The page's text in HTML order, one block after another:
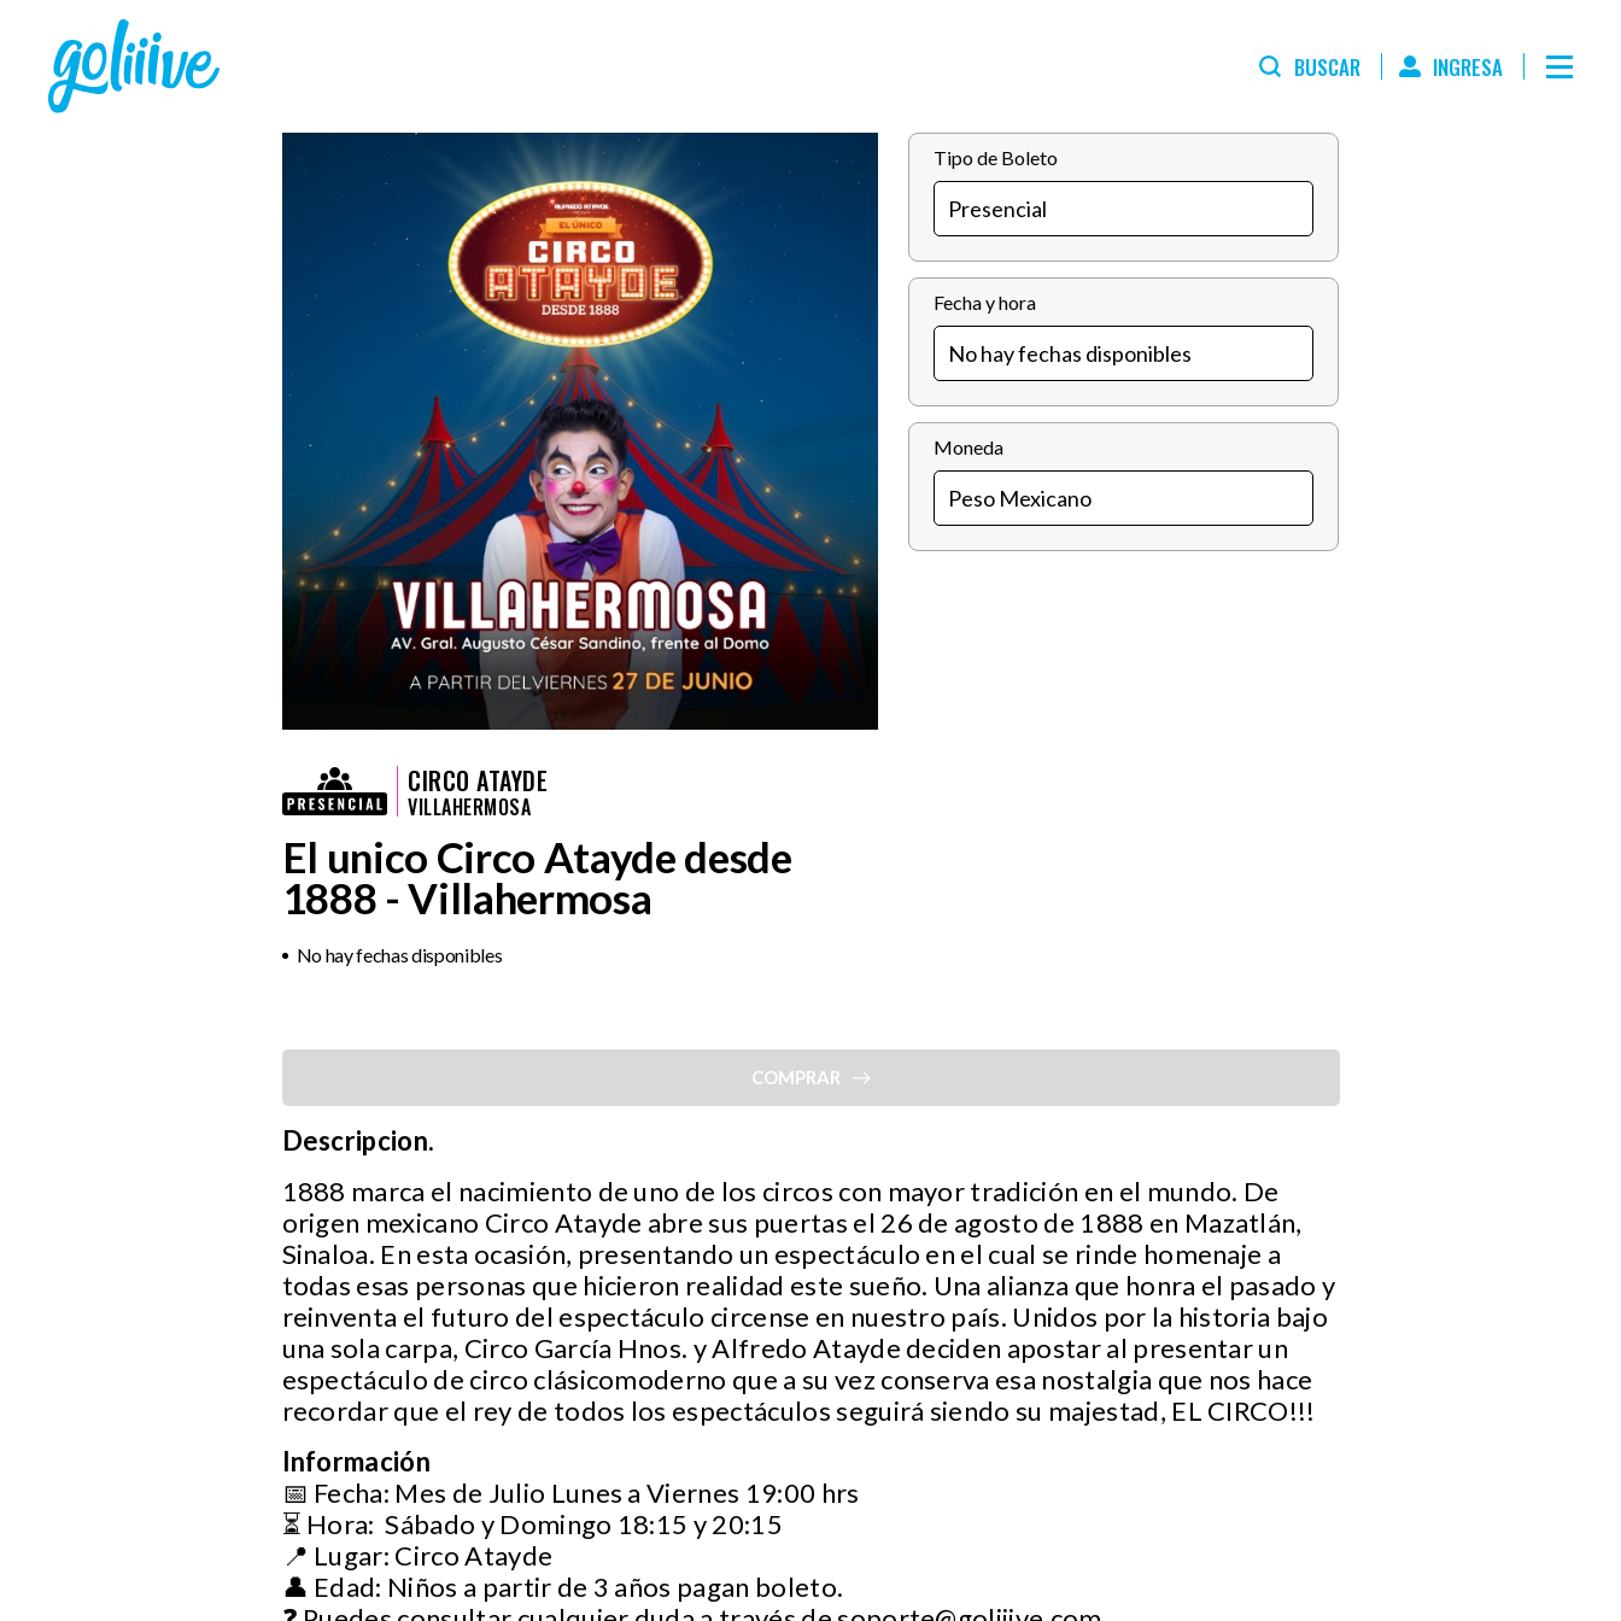
BUSCAR INGRESA
CIRCO ATAYDE
VILLAHERMOSA
El unico Circo Atayde desde
1888 - Villahermosa
No hay fechas disponibles
Tipo de Boleto
Fecha y hora
Moneda
COMPRAR
Descripcion.
1888 marca el nacimiento de uno de los circos con mayor tradición en el mundo. De
origen mexicano Circo Atayde abre sus puertas el 26 de agosto de 1888 en Mazatlán,
Sinaloa. En esta ocasión, presentando un espectáculo en el cual se rinde homenaje a
todas esas personas que hicieron realidad este sueño. Una alianza que honra el pasado y
reinventa el futuro del espectáculo circense en nuestro país. Unidos por la historia bajo
una sola carpa, Circo García Hnos. y Alfredo Atayde deciden apostar al presentar un
espectáculo de circo clásicomoderno que a su vez conserva esa nostalgia que nos hace
recordar que el rey de todos los espectáculos seguirá siendo su majestad, EL CIRCO!!!
Información
📅 Fecha: Mes de Julio Lunes a Viernes 19:00 hrs
⏳ Hora: Sábado y Domingo 18:15 y 20:15
📍 Lugar: Circo Atayde
👤 Edad: Niños a partir de 3 años pagan boleto.